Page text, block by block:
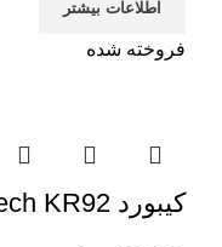
اطلاعات بیشتر
فروخته شده
کیبورد A4Tech KR92